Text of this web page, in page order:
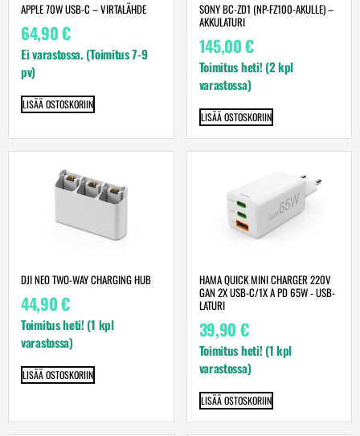
APPLE 70W USB-C – VIRTA­LÄHDE
64,90€
Ei varastossa. (Toimitus 7-9
pv)
LISÄÄ OSTOSKORIIN
SONY BC-ZD1 (NP-FZ100-AKULLE) –
AKKULATURI
145,00€
Toimitus heti! (2 kpl
varastossa)
LISÄÄ OSTOSKORIIN
DJI NEO TWO-WAY CHARGING HUB
44,90€
Toimitus heti! (1 kpl
varastossa)
LISÄÄ OSTOSKORIIN
HAMA QUICK MINI CHARGER 220V
GAN 2X USB-C/1X A PD 65W ‐ USB-
LATURI
39,90 €
Toimitus heti! (1 kpl
varastossa)
LISÄÄ OSTOSKORIIN